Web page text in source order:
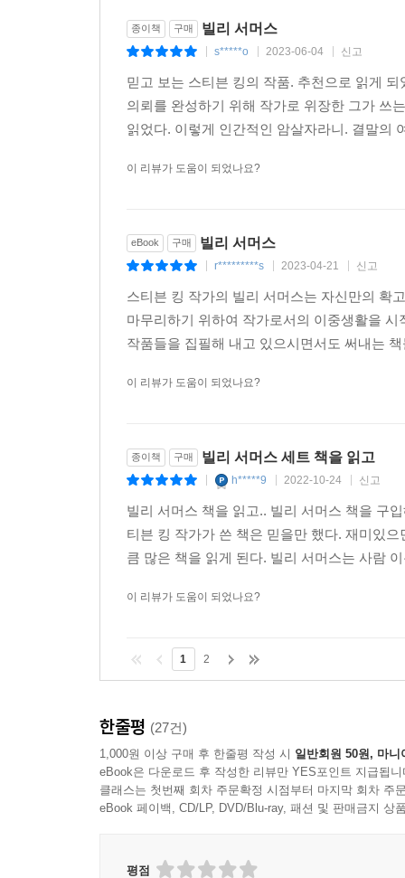
종이책 구매 빌리 서머스
s*****o 2023-06-04 신고
믿고 보는 스티븐 킹의 작품. 추천으로 읽게
의뢰를 완성하기 위해 작가로 위장한 그가 쓰
읽었다. 이렇게 인간적인 암살자라니. 결말의
이 리뷰가 도움이 되었나요?
eBook 구매 빌리 서머스
r*********s 2023-04-21 신고
스티븐 킹 작가의 빌리 서머스는 자신만의 확
마무리하기 위하여 작가로서의 이중생활을
작품들을 집필해 내고 있으시면서도 써내는
이 리뷰가 도움이 되었나요?
종이책 구매 빌리 서머스 세트 책을 읽고
h*****9 2022-10-24 신고
빌리 서머스 책을 읽고.. 빌리 서머스 책을 구
티븐 킹 작가가 쓴 책은 믿을만 했다. 재미있
큼 많은 책을 읽게 된다. 빌리 서머스는 사람
이 리뷰가 도움이 되었나요?
1 2
한줄평 (27건)
1,000원 이상 구매 후 한줄평 작성 시 일반회원 50원, 마니
eBook은 다운로드 후 작성한 리뷰만 YES포인트 지급됩니
클래스는 첫번째 회차 주문확정 시점부터 마지막 회차 주
eBook 페이백, CD/LP, DVD/Blu-ray, 패션 및 판매금지 상
평점